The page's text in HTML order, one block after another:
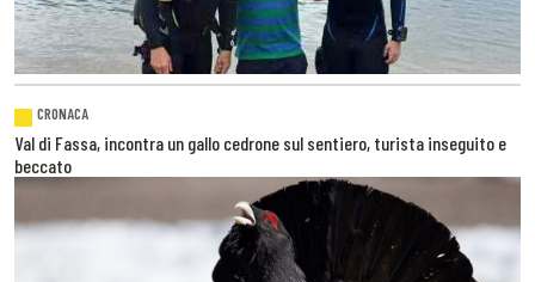
CRONACA
Val di Fassa, incontra un gallo cedrone sul sentiero, turista inseguito e
beccato